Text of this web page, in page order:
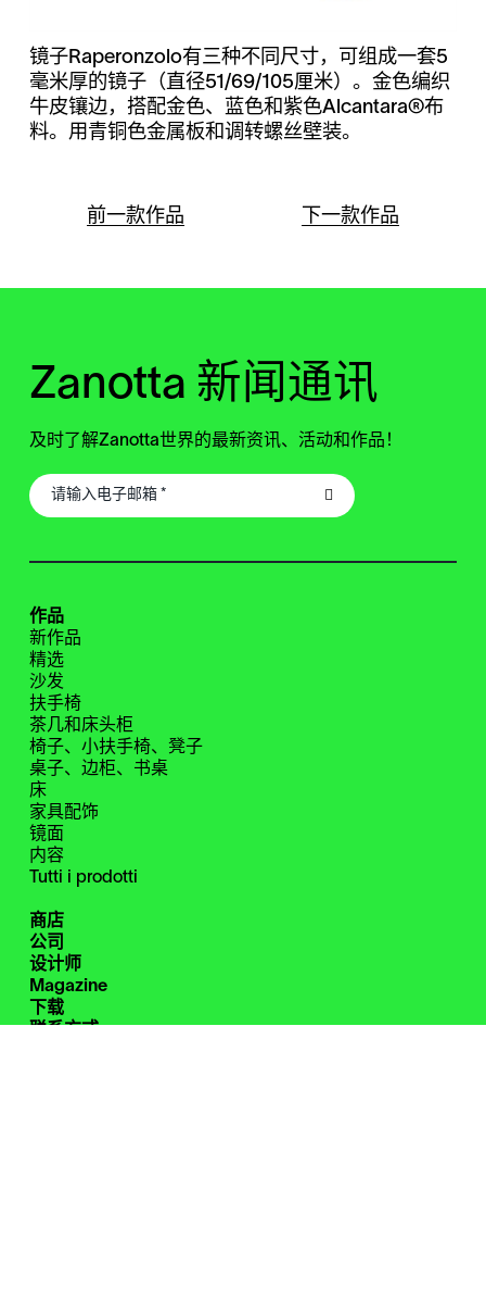
镜子Raperonzolo有三种不同尺寸，可组成一套5
毫米厚的镜子（直径51/69/105厘米）。金色编织
牛皮镶边，搭配金色、蓝色和紫色Alcantara®布
料。用青铜色金属板和调转螺丝壁装。
前一款作品 下一款作品
Zanotta 新闻通讯
及时了解Zanotta世界的最新资讯、活动和作品！
作品
新作品
精选
沙发
扶手椅
茶几和床头柜
椅子、小扶手椅、凳子
桌子、边柜、书桌
床
家具配饰
镜面
内容
Tutti i prodotti
商店
公司
设计师
Magazine
下载
联系方式